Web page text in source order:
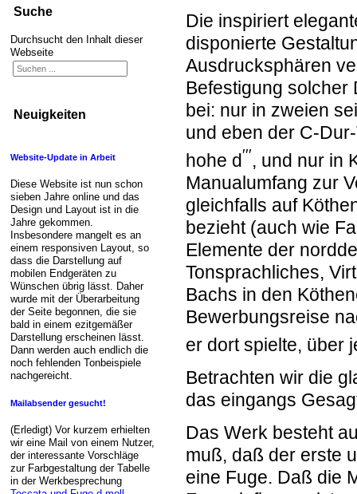
Suche
Durchsucht den Inhalt dieser
Webseite
Neuigkeiten
Website-Update in Arbeit
Diese Website ist nun schon
sieben Jahre online und das
Design und Layout ist in die
Jahre gekommen.
Insbesondere mangelt es an
einem responsiven Layout, so
dass die Darstellung auf
mobilen Endgeräten zu
Wünschen übrig lässt. Daher
wurde mit der Überarbeitung
der Seite begonnen, die sie
bald in einem ezitgemäßer
Darstellung erscheinen lässt.
Dann werden auch endlich die
noch fehlenden Tonbeispiele
nachgereicht.
Mailabsender gesucht!
(Erledigt) Vor kurzem erhielten
wir eine Mail von einem Nutzer,
der interessante Vorschläge
zur Farbgestaltung der Tabelle
in der Werkbesprechung
Die inspiriert
disponierte
Ausdrucksphären
Befestigung solcher
bei: nur in zweien
und eben der C-
hohe d′′′, und nur in
Manualumfang zur
gleichfalls auf
bezieht (auch wie
Elemente der
Tonsprachliches,
Bachs in den
Bewerbungsreise
er dort spielte, über
Betrachten wir die
das eingangs
Das Werk besteht
muß, daß der erste
eine Fuge. Daß die